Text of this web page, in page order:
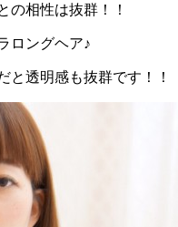
の相性は抜群！！
ロングヘア♪
と透明感も抜群です！！